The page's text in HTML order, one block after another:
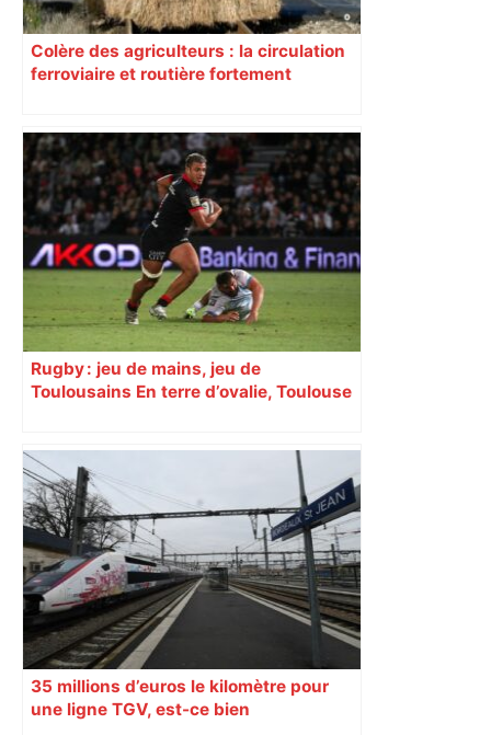
Colère des agriculteurs : la circulation
ferroviaire et routière fortement
Rugby : jeu de mains, jeu de
Toulousains En terre d’ovalie, Toulouse
revendiquant surtout son art du jeu en
mouvement, vif et spectaculaire.
Décryptage. Série (4 / 10)
35 millions d’euros le kilomètre pour
une ligne TGV, est-ce bien